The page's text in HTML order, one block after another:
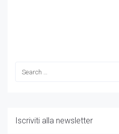
Iscriviti alla newsletter